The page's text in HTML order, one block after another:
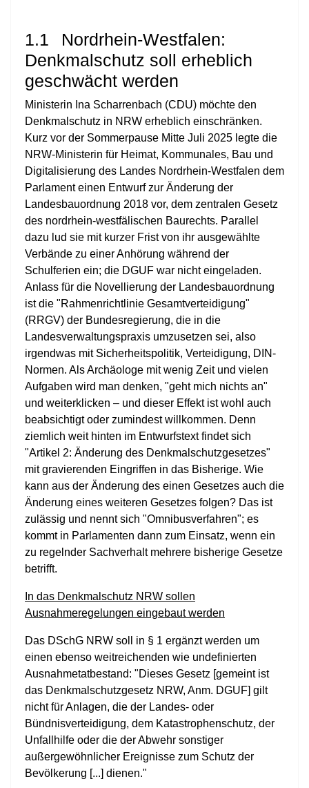
1.1
Nordrhein-Westfalen:
Denkmalschutz soll erheblich
geschwächt werden
Ministerin Ina Scharrenbach (CDU) möchte den
Denkmalschutz in NRW erheblich einschränken.
Kurz vor der Sommerpause Mitte Juli 2025 legte die
NRW-Ministerin für Heimat, Kommunales, Bau und
Digitalisierung des Landes Nordrhein-Westfalen dem
Parlament einen Entwurf zur Änderung der
Landesbauordnung 2018 vor, dem zentralen Gesetz
des nordrhein-westfälischen Baurechts. Parallel
dazu lud sie mit kurzer Frist von ihr ausgewählte
Verbände zu einer Anhörung während der
Schulferien ein; die DGUF war nicht eingeladen.
Anlass für die Novellierung der Landesbauordnung
ist die "Rahmenrichtlinie Gesamtverteidigung"
(RRGV) der Bundesregierung, die in die
Landesverwaltungspraxis umzusetzen sei, also
irgendwas mit Sicherheitspolitik, Verteidigung, DIN-
Normen. Als Archäologe mit wenig Zeit und vielen
Aufgaben wird man denken, "geht mich nichts an"
und weiterklicken – und dieser Effekt ist wohl auch
beabsichtigt oder zumindest willkommen. Denn
ziemlich weit hinten im Entwurfstext findet sich
"Artikel 2: Änderung des Denkmalschutzgesetzes"
mit gravierenden Eingriffen in das Bisherige. Wie
kann aus der Änderung des einen Gesetzes auch die
Änderung eines weiteren Gesetzes folgen? Das ist
zulässig und nennt sich "Omnibusverfahren"; es
kommt in Parlamenten dann zum Einsatz, wenn ein
zu regelnder Sachverhalt mehrere bisherige Gesetze
betrifft.
In das Denkmalschutz NRW sollen
Ausnahmeregelungen eingebaut werden
Das DSchG NRW soll in § 1 ergänzt werden um
einen ebenso weitreichenden wie undefinierten
Ausnahmetatbestand: "Dieses Gesetz [gemeint ist
das Denkmalschutzgesetz NRW, Anm. DGUF] gilt
nicht für Anlagen, die der Landes- oder
Bündnisverteidigung, dem Katastrophenschutz, der
Unfallhilfe oder die der Abwehr sonstiger
außergewöhnlicher Ereignisse zum Schutz der
Bevölkerung [...] dienen."